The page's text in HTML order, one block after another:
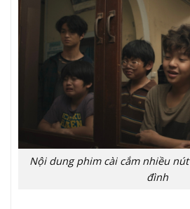
Nội dung phim cài cắm nhiều
đình